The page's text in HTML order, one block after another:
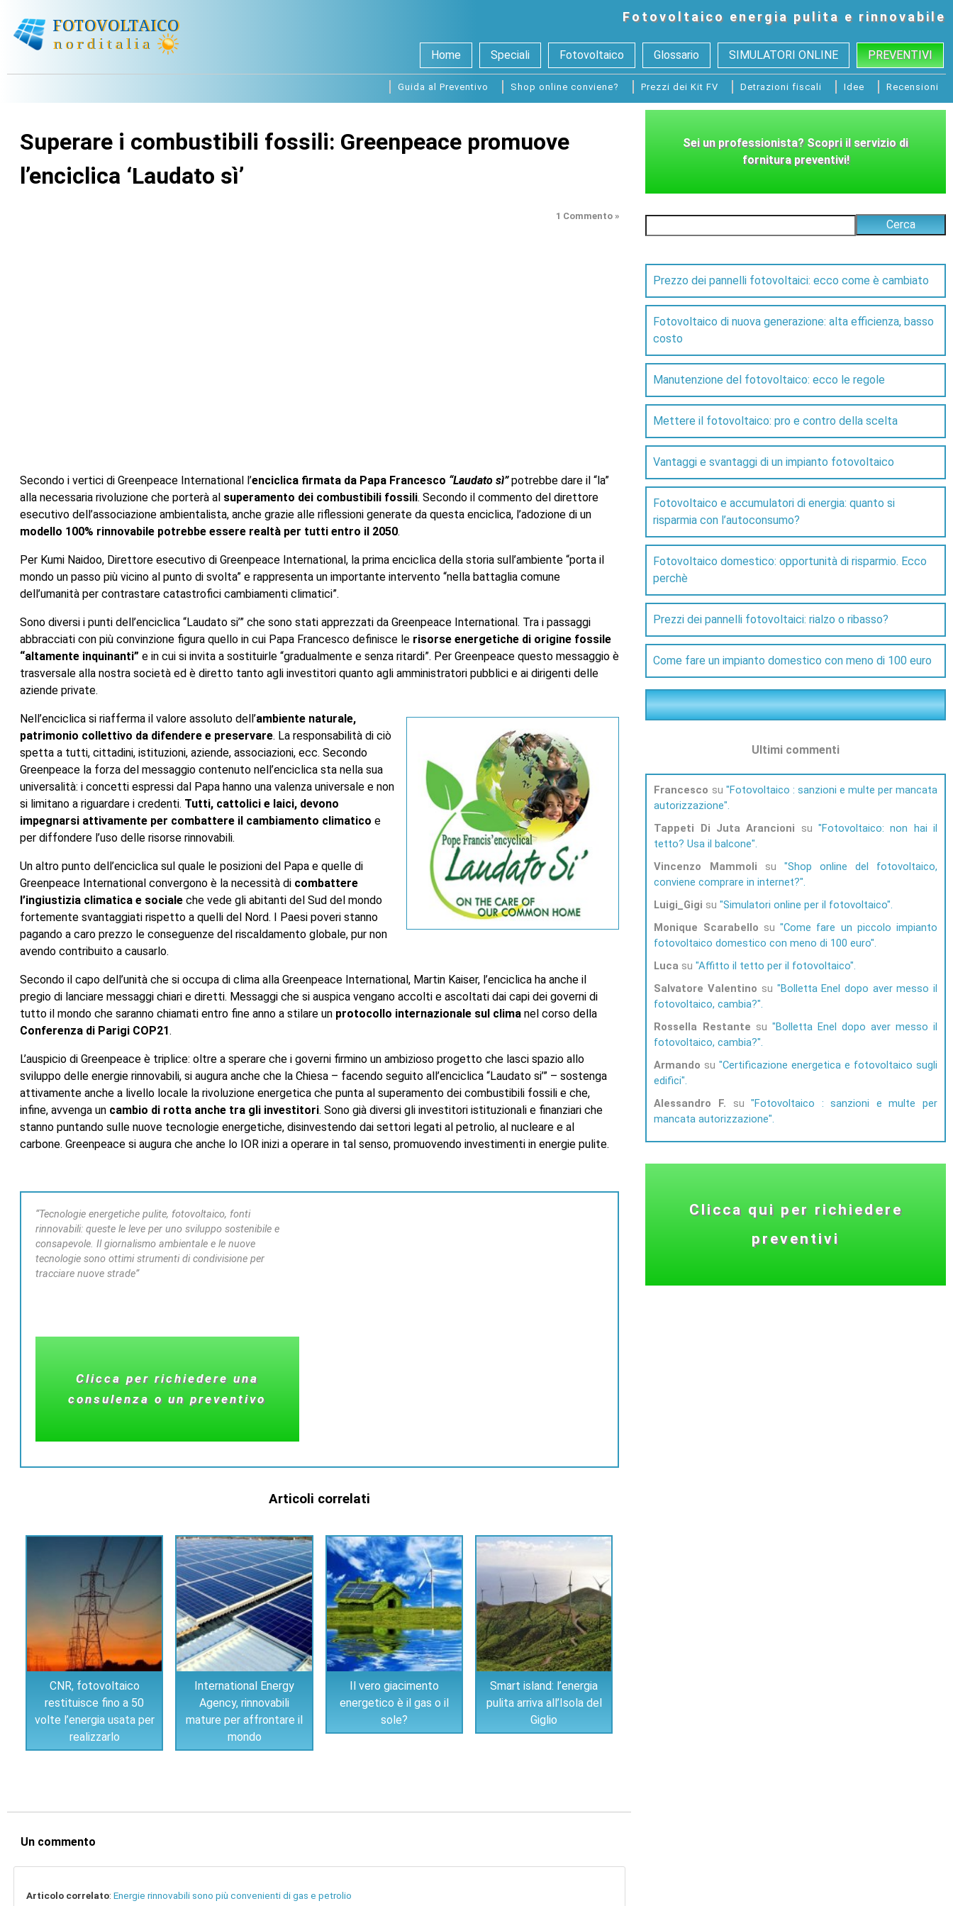
Fotovoltaico energia pulita e rinnovabile
Home Speciali Fotovoltaico Glossario SIMULATORI ONLINE PREVENTIVI
Guida al Preventivo Shop online conviene? Prezzi dei Kit FV Detrazioni fiscali Idee Recensioni
Superare i combustibili fossili: Greenpeace promuove
l’enciclica ‘Laudato sì’
1 Commento »
Secondo i vertici di Greenpeace International l’enciclica firmata da Papa Francesco “Laudato sì”potrebbe dare il “la”
alla necessaria rivoluzione che porterà al superamento dei combustibili fossili. Secondo il commento del direttore
esecutivo dell’associazione ambientalista, anche grazie alle riflessioni generate da questa enciclica, l’adozione di un
modello 100% rinnovabile potrebbe essere realtà per tutti entro il 2050.
Per Kumi Naidoo, Direttore esecutivo di Greenpeace International, la prima enciclica della storia sull’ambiente “porta il
mondo un passo più vicino al punto di svolta” e rappresenta un importante intervento “nella battaglia comune
dell’umanità per contrastare catastrofici cambiamenti climatici”.
Sono diversi i punti dell’enciclica “Laudato si’” che sono stati apprezzati da Greenpeace International. Tra i passaggi
abbracciati con più convinzione figura quello in cui Papa Francesco definisce le risorse energetiche di origine fossile
“altamente inquinanti” e in cui si invita a sostituirle “gradualmente e senza ritardi”. Per Greenpeace questo messaggio è
trasversale alla nostra società ed è diretto tanto agli investitori quanto agli amministratori pubblici e ai dirigenti delle
aziende private.
Nell’enciclica si riafferma il valore assoluto dell’ambiente naturale,
patrimonio collettivo da difendere e preservare. La responsabilità di ciò
spetta a tutti, cittadini, istituzioni, aziende, associazioni, ecc. Secondo
Greenpeace la forza del messaggio contenuto nell’enciclica sta nella sua
universalità: i concetti espressi dal Papa hanno una valenza universale e non
si limitano a riguardare i credenti. Tutti, cattolici e laici, devono
impegnarsi attivamente per combattere il cambiamento climatico e
per diffondere l’uso delle risorse rinnovabili.
Un altro punto dell’enciclica sul quale le posizioni del Papa e quelle di
Greenpeace International convergono è la necessità di combattere
l’ingiustizia climatica e socialeche vede gli abitanti del Sud del mondo
fortemente svantaggiati rispetto a quelli del Nord. I Paesi poveri stanno
pagando a caro prezzo le conseguenze del riscaldamento globale, pur non
avendo contribuito a causarlo.
Secondo il capo dell’unità che si occupa di clima alla Greenpeace International, Martin Kaiser, l’enciclica ha anche il
pregio di lanciare messaggi chiari e diretti. Messaggi che si auspica vengano accolti e ascoltati dai capi dei governi di
tutto il mondo che saranno chiamati entro fine anno a stilare un protocollo internazionale sul climanel corso della
Conferenza di Parigi COP21.
L’auspicio di Greenpeace è triplice: oltre a sperare che i governi firmino un ambizioso progetto che lasci spazio allo
sviluppo delle energie rinnovabili, si augura anche che la Chiesa – facendo seguito all’enciclica “Laudato si’” – sostenga
attivamente anche a livello locale la rivoluzione energetica che punta al superamento dei combustibili fossili e che,
infine, avvenga un cambio di rotta anche tra gli investitori. Sono già diversi gli investitori istituzionali e finanziari che
stanno puntando sulle nuove tecnologie energetiche, disinvestendo dai settori legati al petrolio, al nucleare e al
carbone. Greenpeace si augura che anche lo IOR inizi a operare in tal senso, promuovendo investimenti in energie pulite.
“Tecnologie energetiche pulite, fotovoltaico, fonti
rinnovabili: queste le leve per uno sviluppo sostenibile e
consapevole. Il giornalismo ambientale e le nuove
tecnologie sono ottimi strumenti di condivisione per
tracciare nuove strade”
Clicca per richiedere una
consulenza o un preventivo
Articoli correlati
CNR, fotovoltaico
restituisce fino a 50
volte l’energia usata per
realizzarlo
International Energy
Agency, rinnovabili
mature per affrontare il
mondo
Il vero giacimento
energetico è il gas o il
sole?
Smart island: l’energia
pulita arriva all’Isola del
Giglio
Un commento
Articolo correlato:Energie rinnovabili sono più convenienti di gas e petrolio
Prezzo dei pannelli fotovoltaici: ecco come è cambiato
Fotovoltaico di nuova generazione: alta efficienza, basso
costo
Manutenzione del fotovoltaico: ecco le regole
Mettere il fotovoltaico: pro e contro della scelta
Vantaggi e svantaggi di un impianto fotovoltaico
Fotovoltaico e accumulatori di energia: quanto si
risparmia con l’autoconsumo?
Fotovoltaico domestico: opportunità di risparmio. Ecco
perchè
Prezzi dei pannelli fotovoltaici: rialzo o ribasso?
Come fare un impianto domestico con meno di 100 euro
Ultimi commenti
Francesco su Fotovoltaico : sanzioni e multe per mancata
autorizzazione
Tappeti Di Juta Arancioni su Fotovoltaico: non hai il
tetto? Usa il balcone
Vincenzo Mammoli su
Shop online del fotovoltaico,
conviene comprare in internet?
Luigi_Gigi su Simulatori online per il fotovoltaico
Monique Scarabello su Come fare un piccolo impianto
fotovoltaico domestico con meno di 100 euro
Luca su Affitto il tetto per il fotovoltaico
Salvatore Valentino su
Bolletta Enel dopo aver messo il
fotovoltaico, cambia?
Rossella Restante su
Bolletta Enel dopo aver messo il
fotovoltaico, cambia?
Armando su Certificazione energetica e fotovoltaico sugli
edifici
Alessandro F. su Fotovoltaico : sanzioni e multe per
mancata autorizzazione
Clicca qui per richiedere
preventivi